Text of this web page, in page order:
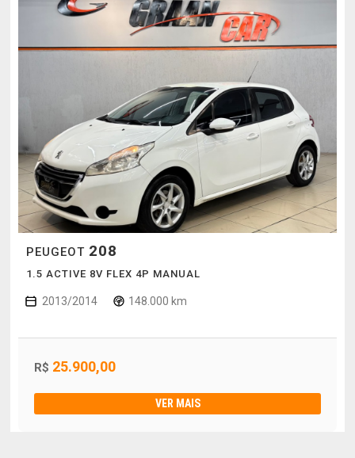
PEUGEOT 208
1.5 ACTIVE 8V FLEX 4P MANUAL
2013/2014 148.000 km
R$ 25.900,00
VER MAIS